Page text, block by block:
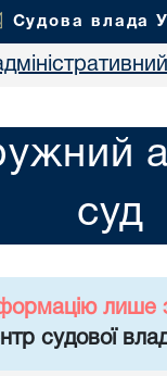
Судова влада
суд
лише
судової